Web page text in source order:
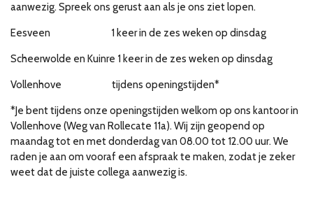
aanwezig. Spreek ons gerust aan als je ons ziet lopen.
Eesveen 1 keer in de zes weken op dinsdag
Scheerwolde en Kuinre 1 keer in de zes weken op dinsdag
Vollenhove tijdens openingstijden*
*Je bent tijdens onze openingstijden welkom op ons kantoor in
Vollenhove (Weg van Rollecate 11a). Wij zijn geopend op
maandag tot en met donderdag van 08.00 tot 12.00 uur. We
raden je aan om vooraf een afspraak te maken, zodat je zeker
weet dat de juiste collega aanwezig is.